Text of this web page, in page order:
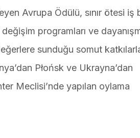
Avrupa Ödülü, sınır ötesi iş
programları ve
sunduğu somut
Płońsk ve Ukrayna’dan
Meclisi’nde yapılan oylama